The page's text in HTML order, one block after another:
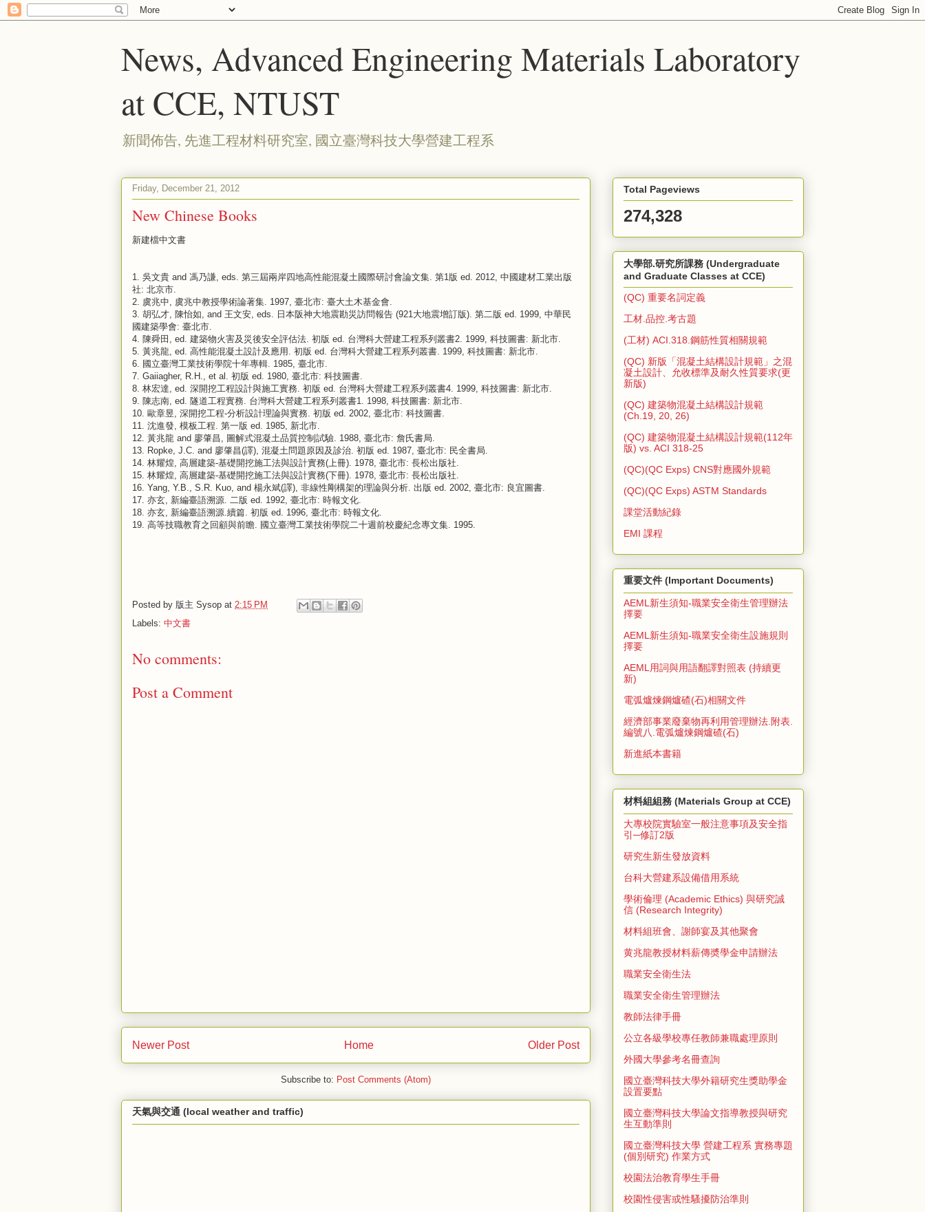
News, Advanced Engineering Materials Laboratory
at CCE, NTUST
新聞佈告, 先進工程材料研究室, 國立臺灣科技大學營建工程系
Friday, December 21, 2012
New Chinese Books
新建檔中文書
1. 吳文貴 and 馮乃謙, eds. 第三屆兩岸四地高性能混凝土國際研討會論文集. 第1版 ed. 2012, 中國建材工業出版
社: 北京市.
2. 虞兆中, 虞兆中教授學術論著集. 1997, 臺北市: 臺大土木基金會.
3. 胡弘才, 陳怡如, and 王文安, eds. 日本阪神大地震勘災訪問報告 (921大地震增訂版). 第二版 ed. 1999, 中華民
國建築學會: 臺北市.
4. 陳舜田, ed. 建築物火害及災後安全評估法. 初版 ed. 台灣科大營建工程系列叢書2. 1999, 科技圖書: 新北市.
5. 黃兆龍, ed. 高性能混凝土設計及應用. 初版 ed. 台灣科大營建工程系列叢書. 1999, 科技圖書: 新北市.
6. 國立臺灣工業技術學院十年專輯. 1985, 臺北市.
7. Gaiiagher, R.H., et al. 初版 ed. 1980, 臺北市: 科技圖書.
8. 林宏達, ed. 深開挖工程設計與施工實務. 初版 ed. 台灣科大營建工程系列叢書4. 1999, 科技圖書: 新北市.
9. 陳志南, ed. 隧道工程實務. 台灣科大營建工程系列叢書1. 1998, 科技圖書: 新北市.
10. 歐章昱, 深開挖工程-分析設計理論與實務. 初版 ed. 2002, 臺北市: 科技圖書.
11. 沈進發, 模板工程. 第一版 ed. 1985, 新北市.
12. 黃兆龍 and 廖肇昌, 圖解式混凝土品質控制試驗. 1988, 臺北市: 詹氏書局.
13. Ropke, J.C. and 廖肇昌(譯), 混凝土問題原因及診治. 初版 ed. 1987, 臺北市: 民全書局.
14. 林耀煌, 高層建築-基礎開挖施工法與設計實務(上冊). 1978, 臺北市: 長松出版社.
15. 林耀煌, 高層建築-基礎開挖施工法與設計實務(下冊). 1978, 臺北市: 長松出版社.
16. Yang, Y.B., S.R. Kuo, and 楊永斌(譯), 非線性剛構架的理論與分析. 出版 ed. 2002, 臺北市: 良宜圖書.
17. 亦玄, 新編臺語溯源. 二版 ed. 1992, 臺北市: 時報文化.
18. 亦玄, 新編臺語溯源.續篇. 初版 ed. 1996, 臺北市: 時報文化.
19. 高等技職教育之回顧與前瞻. 國立臺灣工業技術學院二十週前校慶紀念專文集. 1995.
Posted by 版主 Sysop at 2:15 PM
Labels: 中文書
No comments:
Post a Comment
Newer Post Older Post
Home
Subscribe to: Post Comments (Atom)
天氣與交通 (local weather and traffic)
Total Pageviews
274,328
大學部.研究所課務 (Undergraduate
and Graduate Classes at CCE)
(QC) 重要名詞定義
工材.品控.考古題
(工材) ACI.318.鋼筋性質相關規範
(QC) 新版「混凝土結構設計規範」之混
凝土設計、允收標準及耐久性質要求(更
新版)
(QC) 建築物混凝土結構設計規範
(Ch.19, 20, 26)
(QC) 建築物混凝土結構設計規範(112年
版) vs. ACI 318-25
(QC)(QC Exps) CNS對應國外規範
(QC)(QC Exps) ASTM Standards
課堂活動紀錄
EMI 課程
重要文件 (Important Documents)
AEML新生須知-職業安全衛生管理辦法
擇要
AEML新生須知-職業安全衛生設施規則
擇要
AEML用詞與用語翻譯對照表 (持續更
新)
電弧爐煉鋼爐碴(石)相關文件
經濟部事業廢棄物再利用管理辦法.附表.
編號八.電弧爐煉鋼爐碴(石)
新進紙本書籍
材料組組務 (Materials Group at CCE)
大專校院實驗室一般注意事項及安全指
引─修訂2版
研究生新生發放資料
台科大營建系設備借用系統
學術倫理 (Academic Ethics) 與研究誠
信 (Research Integrity)
材料組班會、謝師宴及其他聚會
黄兆龍教授材料薪傳奬學金申請辦法
職業安全衛生法
職業安全衛生管理辦法
教師法律手冊
公立各級學校專任教師兼職處理原則
外國大學參考名冊查詢
國立臺灣科技大學外籍研究生獎助學金
設置要點
國立臺灣科技大學論文指導教授與研究
生互動準則
國立臺灣科技大學 營建工程系 實務專題
(個別研究) 作業方式
校園法治教育學生手冊
校園性侵害或性騷擾防治準則